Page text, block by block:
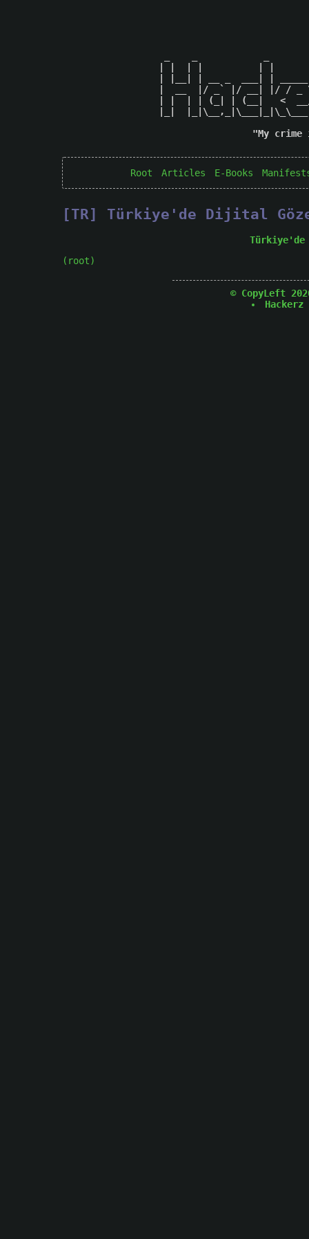
|  __  |/ _` |/ __| |/ /
| |  | | (_| | (__|   <
|_|
"My
Root Articles E-Books
[TR] Türkiye'de Dijital
(root)
© CopyLeft
Hackerz